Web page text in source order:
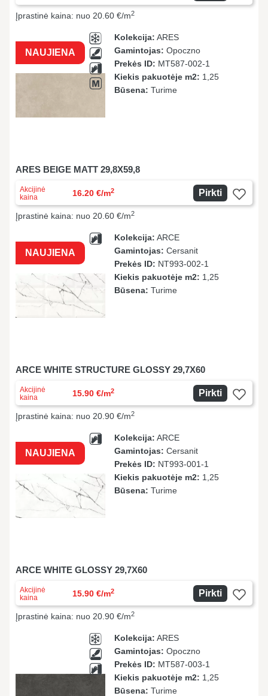
Įprastinė kaina: nuo 20.60 €/m2
NAUJIENA
Kolekcija: ARES
Gamintojas: Opoczno
Prekės ID: MT587-002-1
Kiekis pakuotėje m2: 1,25
Būsena: Turime
ARES BEIGE MATT 29,8X59,8
Akcijinė
kaina
16.20 €/m2 Pirkti
Įprastinė kaina: nuo 20.60 €/m2
NAUJIENA
Kolekcija: ARCE
Gamintojas: Cersanit
Prekės ID: NT993-002-1
Kiekis pakuotėje m2: 1,25
Būsena: Turime
ARCE WHITE STRUCTURE GLOSSY 29,7X60
Akcijinė
kaina
15.90 €/m2 Pirkti
Įprastinė kaina: nuo 20.90 €/m2
NAUJIENA
Kolekcija: ARCE
Gamintojas: Cersanit
Prekės ID: NT993-001-1
Kiekis pakuotėje m2: 1,25
Būsena: Turime
ARCE WHITE GLOSSY 29,7X60
Akcijinė
kaina
15.90 €/m2 Pirkti
Įprastinė kaina: nuo 20.90 €/m2
Kolekcija: ARES
Gamintojas: Opoczno
Prekės ID: MT587-003-1
Kiekis pakuotėje m2: 1,25
Būsena: Turime